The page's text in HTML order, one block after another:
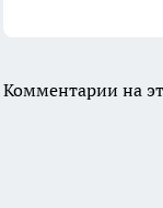
Комментарии на